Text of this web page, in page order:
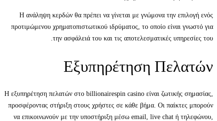
Η ανάληψη κερδών θα πρέπει να γίνεται με γνώμονα την επιλογή ενός
προτιμώμενου χρηματοπιστωτικού ιδρύματος, το οποίο είναι γνωστό για
την ασφάλειά του και τις αποτελεσματικές υπηρεσίες του.
Εξυπηρέτηση Πελατών
Η εξυπηρέτηση πελατών στο billionairespin casino είναι ζωτικής σημασίας,
προσφέροντας στήριξη στους χρήστες σε κάθε βήμα. Οι παίκτες μπορούν
να επικοινωνούν με την υποστήριξη μέσω email, live chat ή τηλεφώνου,